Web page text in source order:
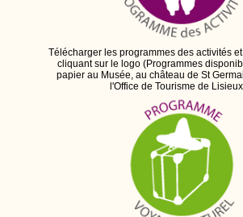
Télécharger les programmes des activités
cliquant sur le logo (Programmes
papier au Musée, au château de St
l'Office de Tourisme de